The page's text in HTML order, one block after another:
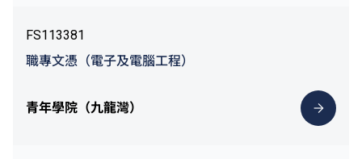
FS113381
職專文憑（電子及電腦工程）
青年學院（九龍灣）